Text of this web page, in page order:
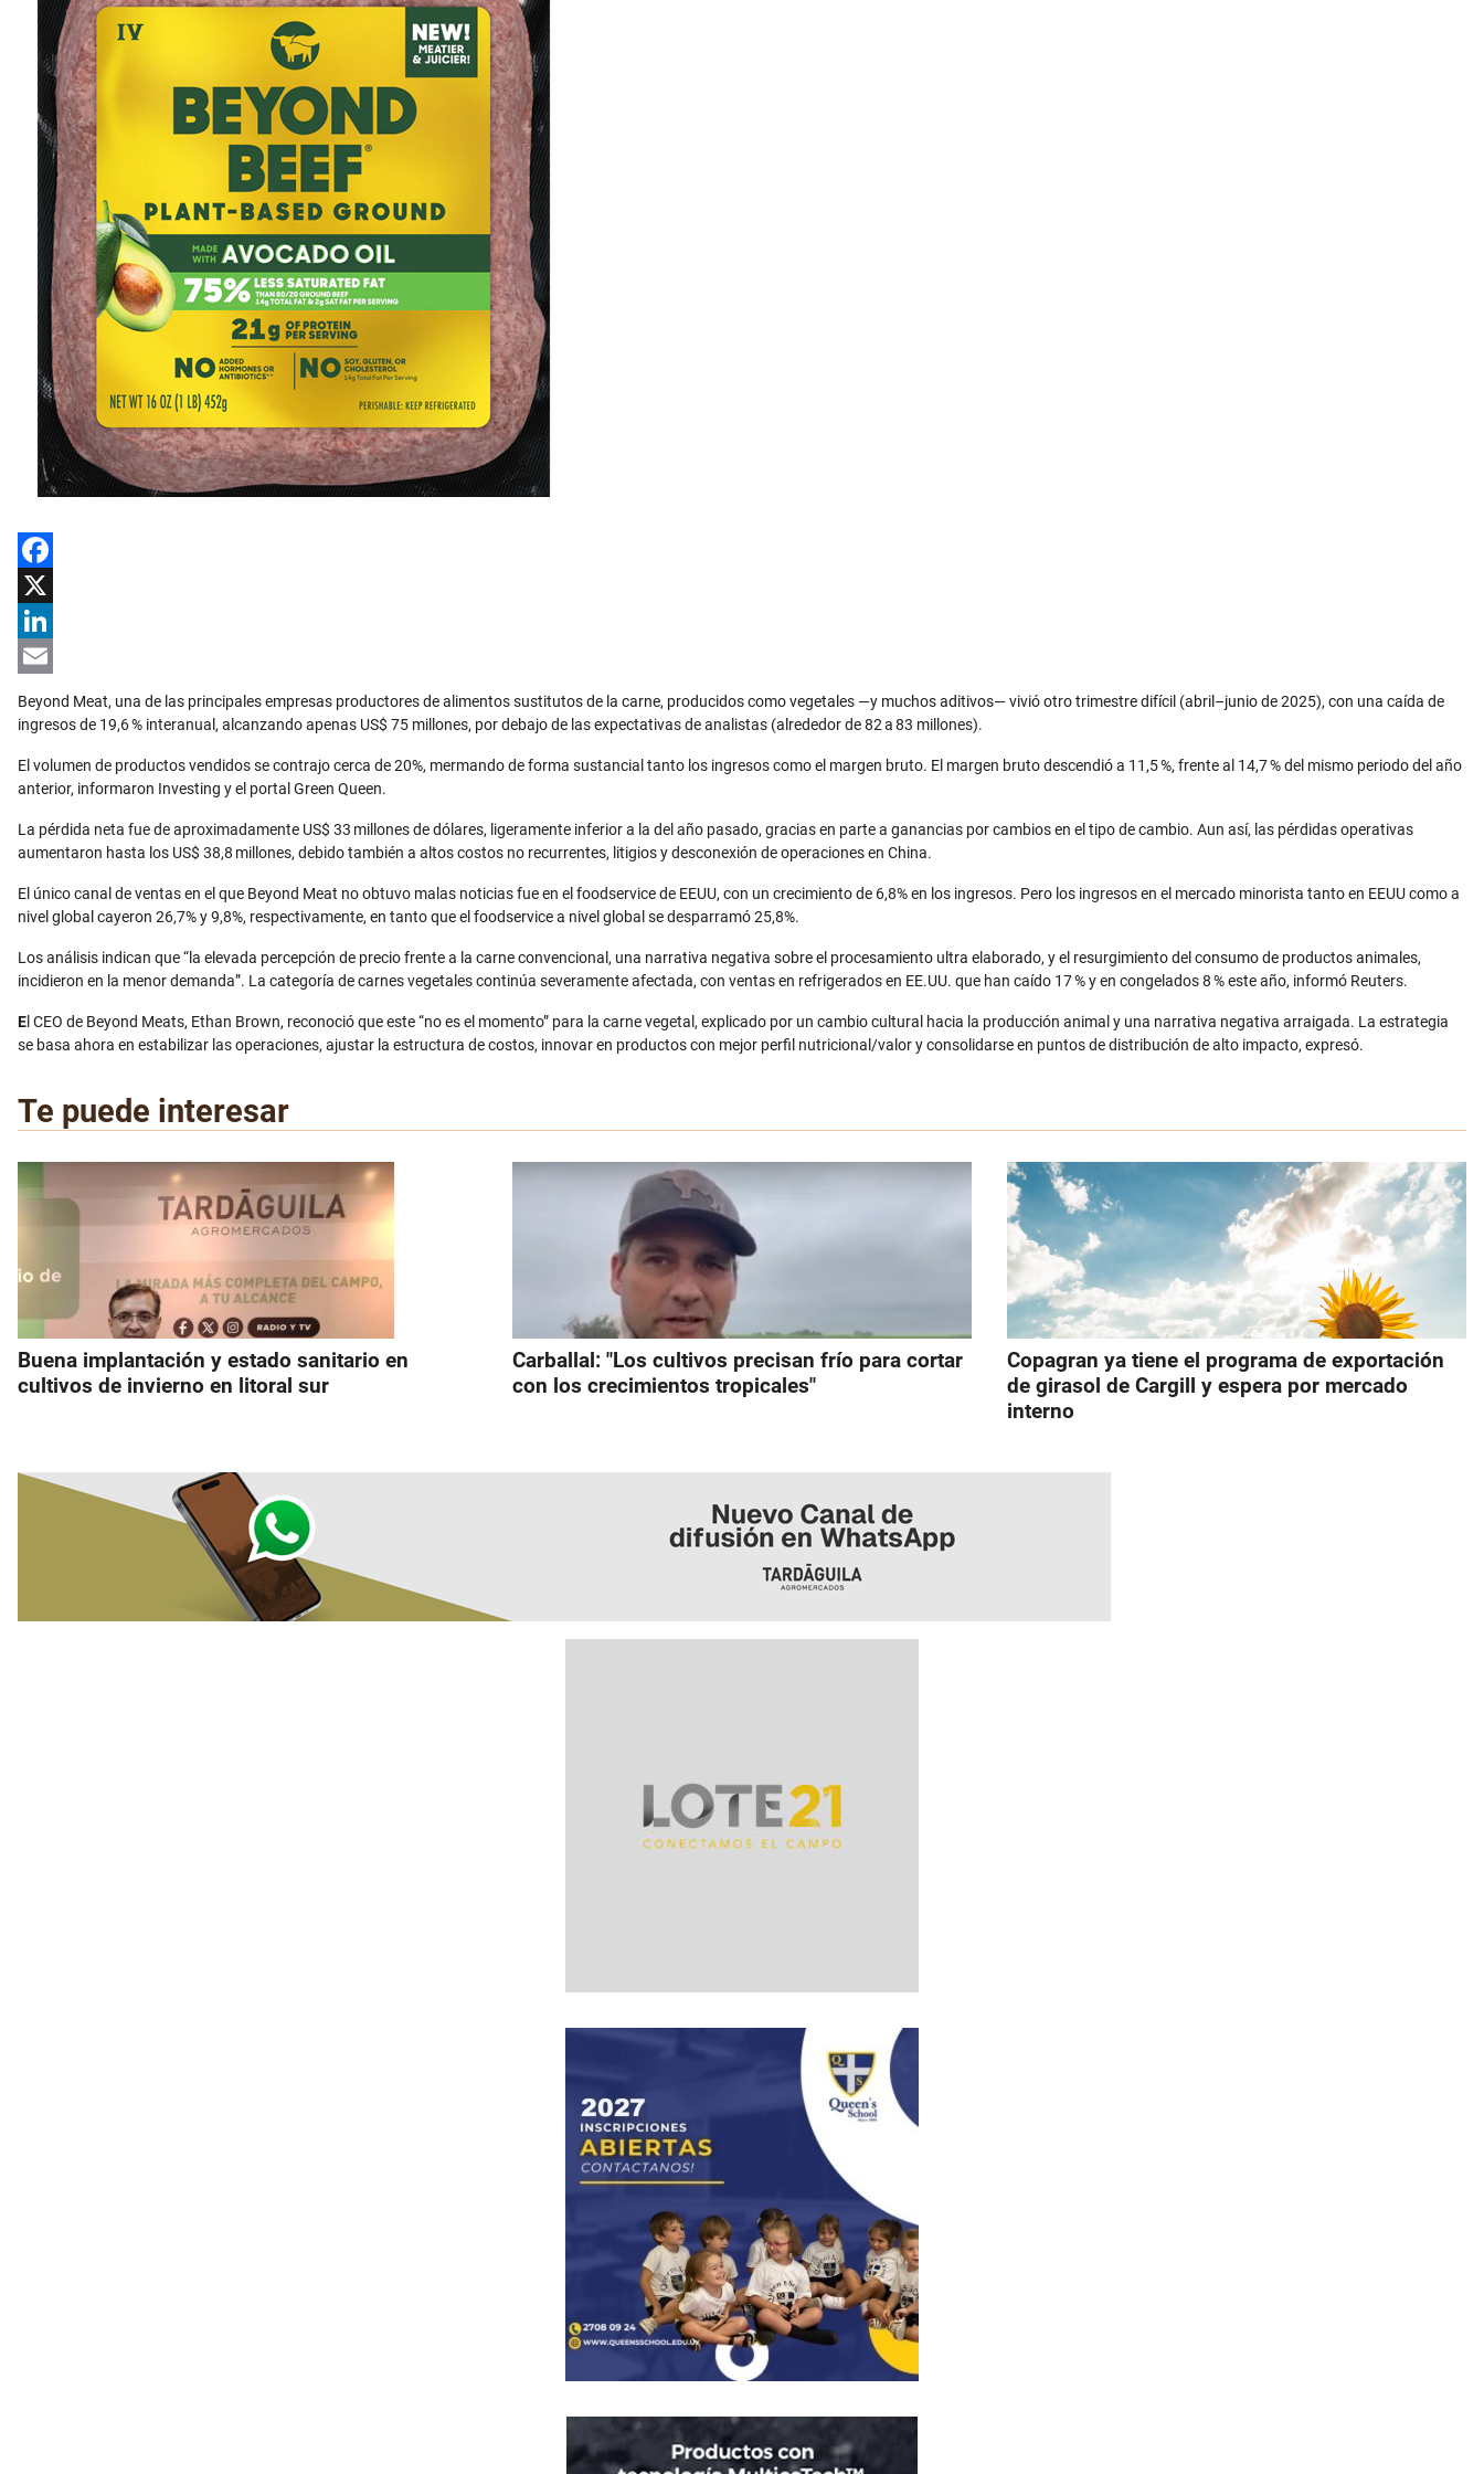
Facebook
X
LinkedIn
Beyond Meat, una de las principales empresas productores de alimentos sustitutos de la carne, producidos como vegetales —y muchos aditivos— vivió otro trimestre difícil (abril–junio de 2025), con una caída de
ingresos de 19,6% interanual, alcanzando apenas US$ 75 millones, por debajo de las expectativas de analistas (alrededor de 82a83 millones).
El volumen de productos vendidos se contrajo cerca de 20%, mermando de forma sustancial tanto los ingresos como el margen bruto. El margen bruto descendió a 11,5%, frente al 14,7% del mismo periodo del año
anterior, informaron Investing y el portal Green Queen.
La pérdida neta fue de aproximadamente US$ 33 millones de dólares, ligeramente inferior a la del año pasado, gracias en parte a ganancias por cambios en el tipo de cambio. Aun así, las pérdidas operativas
aumentaron hasta los US$ 38,8 millones, debido también a altos costos no recurrentes, litigios y desconexión de operaciones en China.
El único canal de ventas en el que Beyond Meat no obtuvo malas noticias fue en el foodservice de EEUU, con un crecimiento de 6,8% en los ingresos. Pero los ingresos en el mercado minorista tanto en EEUU como a
nivel global cayeron 26,7% y 9,8%, respectivamente, en tanto que el foodservice a nivel global se desparramó 25,8%.
Los análisis indican que “la elevada percepción de precio frente a la carne convencional, una narrativa negativa sobre el procesamiento ultra elaborado, y el resurgimiento del consumo de productos animales,
incidieron en la menor demanda”. La categoría de carnes vegetales continúa severamente afectada, con ventas en refrigerados en EE.UU. que han caído 17% y en congelados 8% este año, informó Reuters.
E l CEO de Beyond Meats, Ethan Brown, reconoció que este “no es el momento” para la carne vegetal, explicado por un cambio cultural hacia la producción animal y una narrativa negativa arraigada. La estrategia
se basa ahora en estabilizar las operaciones, ajustar la estructura de costos, innovar en productos con mejor perfil nutricional/valor y consolidarse en puntos de distribución de alto impacto, expresó.
Te puede interesar
Buena implantación y estado sanitario en
cultivos de invierno en litoral sur
Carballal: "Los cultivos precisan frío para cortar
con los crecimientos tropicales"
Copagran ya tiene el programa de exportación
de girasol de Cargill y espera por mercado
interno